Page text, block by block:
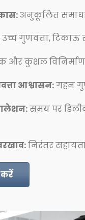
अनुकूलित
उच्च गुणवत्ता, टिकाऊ
और कुशल
आश्वासन:गहन
समय पर
निरंतर